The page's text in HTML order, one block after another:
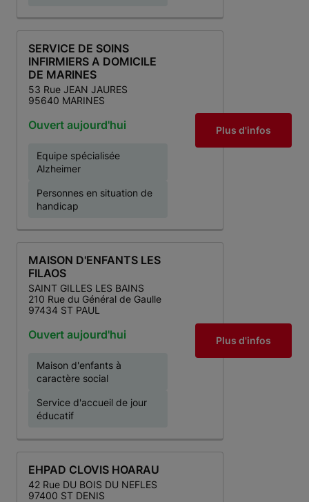
SERVICE DE SOINS
INFIRMIERS A DOMICILE
DE MARINES
53 Rue JEAN JAURES
95640 MARINES
Ouvert aujourd'hui
Equipe spécialisée
Alzheimer
Personnes en situation de
handicap
Plus d'infos
MAISON D'ENFANTS LES
FILAOS
SAINT GILLES LES BAINS
210 Rue du Général de Gaulle
97434 ST PAUL
Ouvert aujourd'hui
Maison d'enfants à
caractère social
Service d'accueil de jour
éducatif
Plus d'infos
EHPAD CLOVIS HOARAU
42 Rue DU BOIS DU NEFLES
97400 ST DENIS